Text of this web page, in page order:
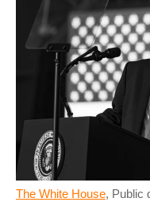
The White House, Public